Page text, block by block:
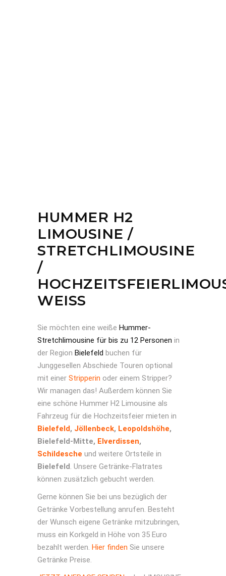
HUMMER H2
LIMOUSINE /
STRETCHLIMOUSINE
/
WEISS
Sie möchten eine weiße Hummer-
Stretchlimousine für bis zu 12 Personen in
der Region Bielefeld buchen für
Junggesellen Abschiede Touren optional
mit einer Stripperin oder einem Stripper?
Wir managen das! Außerdem können Sie
eine schöne Hummer H2 Limousine als
Fahrzeug für die Hochzeitsfeier mieten in
Bielefeld, Jöllenbeck, Leopoldshöhe,
Bielefeld-Mitte, Elverdissen,
Schildesche und weitere Ortsteile in
Bielefeld. Unsere Getränke-Flatrates
können zusätzlich gebucht werden.
Gerne können Sie bei uns bezüglich der
Getränke Vorbestellung anrufen. Besteht
der Wunsch eigene Getränke mitzubringen,
muss ein Korkgeld in Höhe von 35 Euro
bezahlt werden. Hier finden Sie unsere
Getränke Preise.